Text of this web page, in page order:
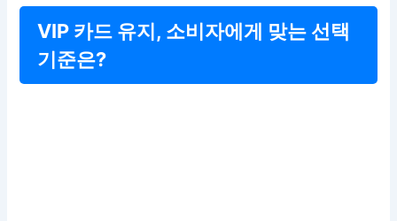
VIP 카드 유지, 소비자에게 맞는 선택
기준은?